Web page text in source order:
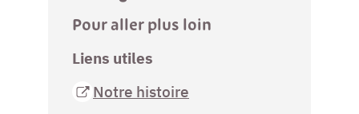
Pour aller plus loin
Liens utiles
Notre histoire